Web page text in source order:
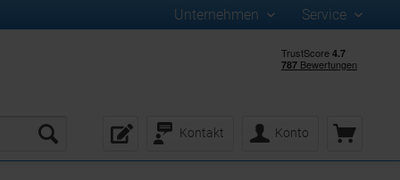
Unternehmen Service
Kontakt Konto